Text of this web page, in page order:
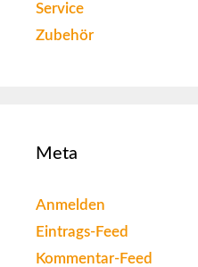
Service
Zubehör
Meta
Anmelden
Eintrags-Feed
Kommentar-Feed